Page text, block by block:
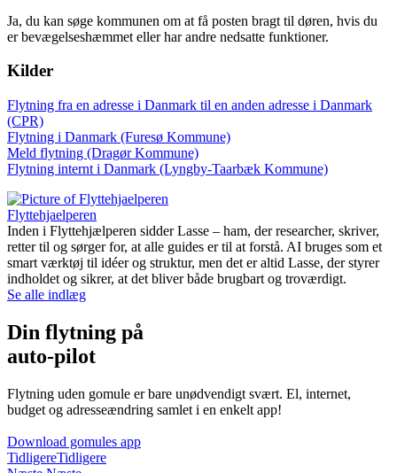
Ja, du kan søge kommunen om at få posten bragt til døren, hvis du
er bevægelseshæmmet eller har andre nedsatte funktioner.
Kilder
Flytning fra en adresse i Danmark til en anden adresse i Danmark
(CPR)
Flytning i Danmark (Furesø Kommune)
Meld flytning (Dragør Kommune)
Flytning internt i Danmark (Lyngby-Taarbæk Kommune)
Flyttehjaelperen
Inden i Flyttehjælperen sidder Lasse – ham, der researcher, skriver,
retter til og sørger for, at alle guides er til at forstå. AI bruges som et
smart værktøj til idéer og struktur, men det er altid Lasse, der styrer
indholdet og sikrer, at det bliver både brugbart og troværdigt.
Se alle indlæg
Din flytning på
auto-pilot
Flytning uden gomule er bare unødvendigt svært. El, internet,
budget og adresseændring samlet i en enkelt app!
Download gomules app
TidligereTidligere